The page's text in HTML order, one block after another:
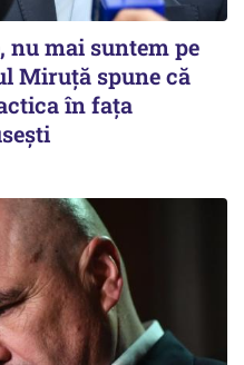
nu mai suntem pe
Miruţă spune că
în fața